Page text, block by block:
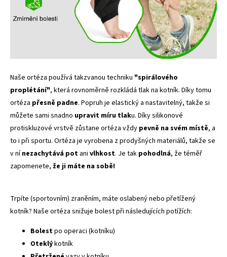
Naše ortéza používá takzvanou techniku "spirálového
proplétání", která rovnoměrně rozkládá tlak na kotník. Díky tomu
ortéza přesně padne. Popruh je elastický a nastavitelný, takže si
můžete sami snadno upravit míru tlaku. Díky silikonové
protiskluzové vrstvě zůstane ortéza vždy pevně nasvém místě, a
to i při sportu. Ortéza je vyrobena z prodyšných materiálů, takže se
v nínezachytává pot ani vlhkost. Je tak pohodlná, že téměř
zapomenete, že ji máte na sobě!
Trpíte (sportovním) zraněním, máte oslabený nebo přetížený
kotník? Naše ortéza snižuje bolest při následujících potížích:
Bolestpo operaci (kotníku)
Oteklýkotník